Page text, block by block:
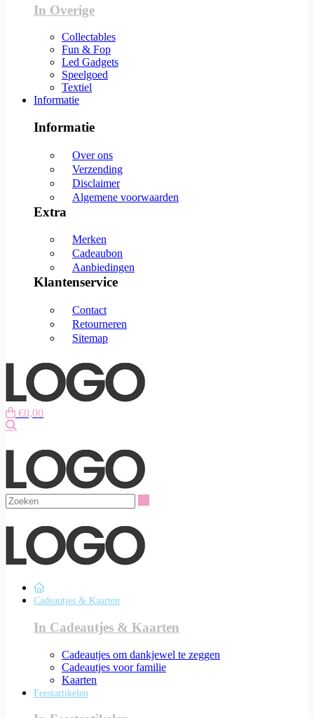
In Overige
Collectables
Fun & Fop
Led Gadgets
Speelgoed
Textiel
Informatie
Informatie
Over ons
Verzending
Disclaimer
Algemene voorwaarden
Extra
Merken
Cadeaubon
Aanbiedingen
Klantenservice
Contact
Retourneren
Sitemap
€0,00
Cadeautjes & Kaarten
In Cadeautjes & Kaarten
Cadeautjes om dankjewel te zeggen
Cadeautjes voor familie
Kaarten
Feestartikelen